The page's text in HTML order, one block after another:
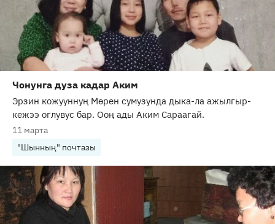
Чонунга дуза кадар Аким
Эрзин кожууннуң Мөрен сумузунда дыка-ла ажылгыр-
кежээ оглувус бар. Ооң ады Аким Сараагай.
11 марта
"Шынның" почтазы